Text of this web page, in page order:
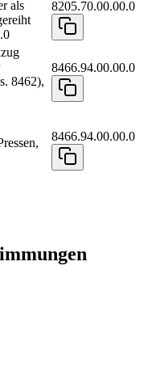
als
8205.70.00.00.0
8462),
8466.94.00.00.0
8466.94.00.00.0